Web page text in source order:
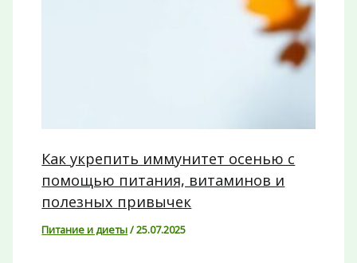
Как укрепить иммунитет осенью с
помощью питания, витаминов и
полезных привычек
Питание и диеты/25.07.2025